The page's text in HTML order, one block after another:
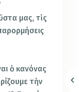
μας, τὶς
ὁ κανόνας
τὴν